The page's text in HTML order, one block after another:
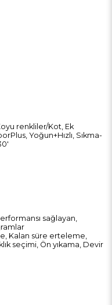
renkliler/Kot, Ek
Yoğun+Hızlı, Sıkma-
sağlayan,
Kalan süre erteleme,
seçimi, Ön yıkama, Devir